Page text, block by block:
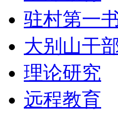
驻村第一
大别山干
理论研究
远程教育